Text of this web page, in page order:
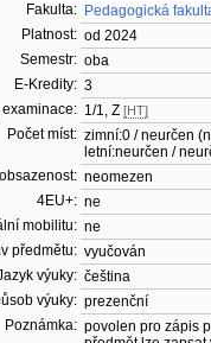
Fakulta: Pedagogická
Platnost: od 2024
Semestr: oba
E-Kredity: 3
examinace: 1/1, Z [HT]
Počet míst: zimní:0 / neurčen
letní:neurčen /
neomezen
4EU+: ne
mobilitu: ne
předmětu: vyučován
výuky: čeština
výuky: prezenční
Poznámka: povolen pro zápis